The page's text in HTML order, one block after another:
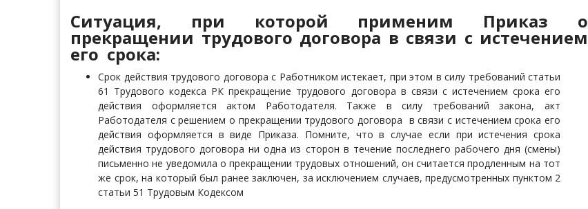
Ситуация, при которой применим Приказ о
прекращении трудового договора в связи с истечением
его срока:
Срок действия трудового договора с Работником истекает, при этом в силу требований статьи
61 Трудового кодекса РК прекращение трудового договора в связи с истечением срока его
действия оформляется актом Работодателя. Также в силу требований закона, акт
Работодателя с решением о прекращении трудового договора в связи с истечением срока его
действия оформляется в виде Приказа. Помните, что в случае если приистечения срока
действия трудового договора ни одна из сторон в течение последнего рабочего дня (смены)
письменно не уведомила о прекращении трудовых отношений, он считается продленным на тот
же срок, на который был ранее заключен, за исключением случаев, предусмотренных пунктом 2
статьи 51 Трудовым Кодексом